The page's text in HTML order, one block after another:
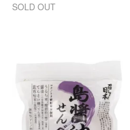
SOLD OUT